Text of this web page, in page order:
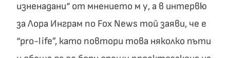
изненадани“ от мнението м у, а в интервю
за Лора Инграм по Fox News той заяви, че е
“pro-life”, като повтори това няколко пъти